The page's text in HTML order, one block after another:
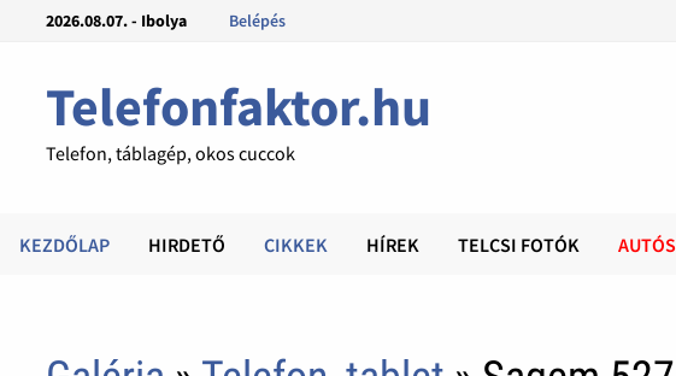
2026.08.07. - Ibolya Belépés
Telefonfaktor.hu
Telefon, táblagép, okos cuccok
KEZDŐLAP HIRDETŐ CIKKEK HÍREK TELCSI FOTÓK AUTÓS